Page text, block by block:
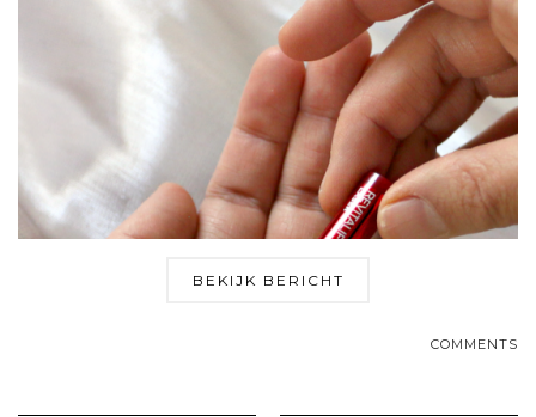
BEKIJK BERICHT
COMMENTS